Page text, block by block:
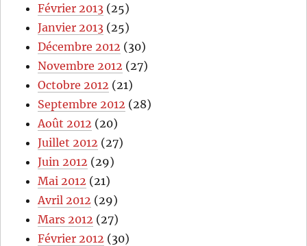
Février 2013 (25)
Janvier 2013 (25)
Décembre 2012 (30)
Novembre 2012 (27)
Octobre 2012 (21)
Septembre 2012 (28)
Août 2012 (20)
Juillet 2012 (27)
Juin 2012 (29)
Mai 2012 (21)
Avril 2012 (29)
Mars 2012 (27)
Février 2012 (30)